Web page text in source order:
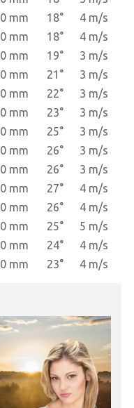
0 mm 18°
4 m/s
0 mm 18°
4 m/s
0 mm 19°
3 m/s
0 mm 21°
3 m/s
0 mm 22°
3 m/s
0 mm 23°
3 m/s
0 mm 25°
3 m/s
0 mm 26°
3 m/s
0 mm 26°
3 m/s
0 mm 27°
4 m/s
0 mm 26°
4 m/s
0 mm 25°
5 m/s
0 mm 24°
4 m/s
0 mm 23° 4 m/s